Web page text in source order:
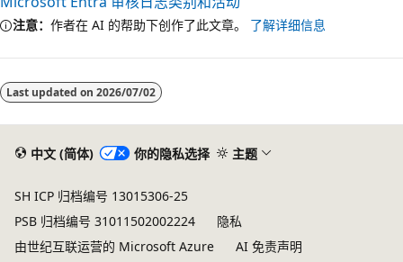
注意： 作者在 AI 的帮助下创作了此文章。 了解详细信息
模
式
Last updated on 2026/07/02
中文 (简体) 你的隐私选择 主题
SH ICP 归档编号 13015306-25
PSB 归档编号 31011502002224
隐私
由世纪互联运营的 Microsoft Azure
AI 免责声明